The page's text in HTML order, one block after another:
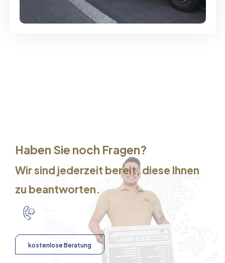
Service
Haben Sie noch Fragen?
Wir sind jederzeit bereit, diese Ihnen
zu beantworten.
kostenlose Beratung